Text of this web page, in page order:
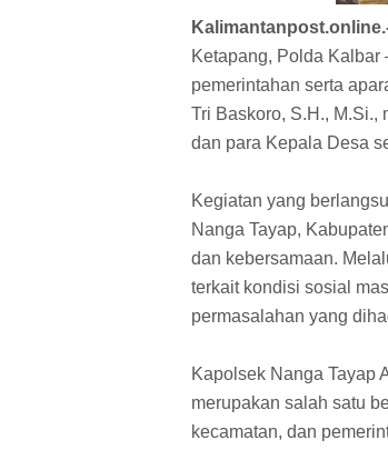
Ketapang, Polda Kalbar
pemerintahan serta
Tri Baskoro, S.H., M.Si.,
dan para Kepala Desa
Kegiatan yang
Nanga Tayap,
dan kebersamaan.
terkait kondisi sosial
permasalahan yang
Kapolsek Nanga Tayap
merupakan salah satu
kecamatan, dan